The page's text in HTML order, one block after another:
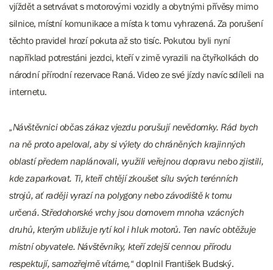
vjíždět a setrvávat s motorovými vozidly a obytnými přívěsy mimo
silnice, místní komunikace a místa k tomu vyhrazená. Za porušení
těchto pravidel hrozí pokuta až sto tisíc. Pokutou byli nyní
například potrestáni jezdci, kteří v zimě vyrazili na čtyřkolkách do
národní přírodní rezervace Raná. Video ze své jízdy navíc sdíleli na
internetu.
„Návštěvnici občas zákaz vjezdu porušují nevědomky. Rád bych
na ně proto apeloval, aby si výlety do chráněných krajinných
oblastí předem naplánovali, využili veřejnou dopravu nebo zjistili,
kde zaparkovat. Ti, kteří chtějí zkoušet sílu svých terénních
strojů, ať raději vyrazí na polygony nebo závodiště k tomu
určená. Středohorské vrchy jsou domovem mnoha vzácných
druhů, kterým ubližuje rytí kol i hluk motorů. Ten navíc obtěžuje
místní obyvatele. Návštěvníky, kteří zdejší cennou přírodu
respektují, samozřejmě vítáme,“ doplnil František Budský.